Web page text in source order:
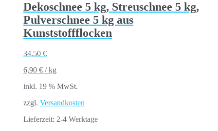
Dekoschnee 5 kg, Streuschnee 5 kg,
Pulverschnee 5 kg aus
Kunststoffflocken
34,50 €
6,90 € /kg
inkl. 19 % MwSt.
zzgl. Versandkosten
Lieferzeit: 2-4 Werktage